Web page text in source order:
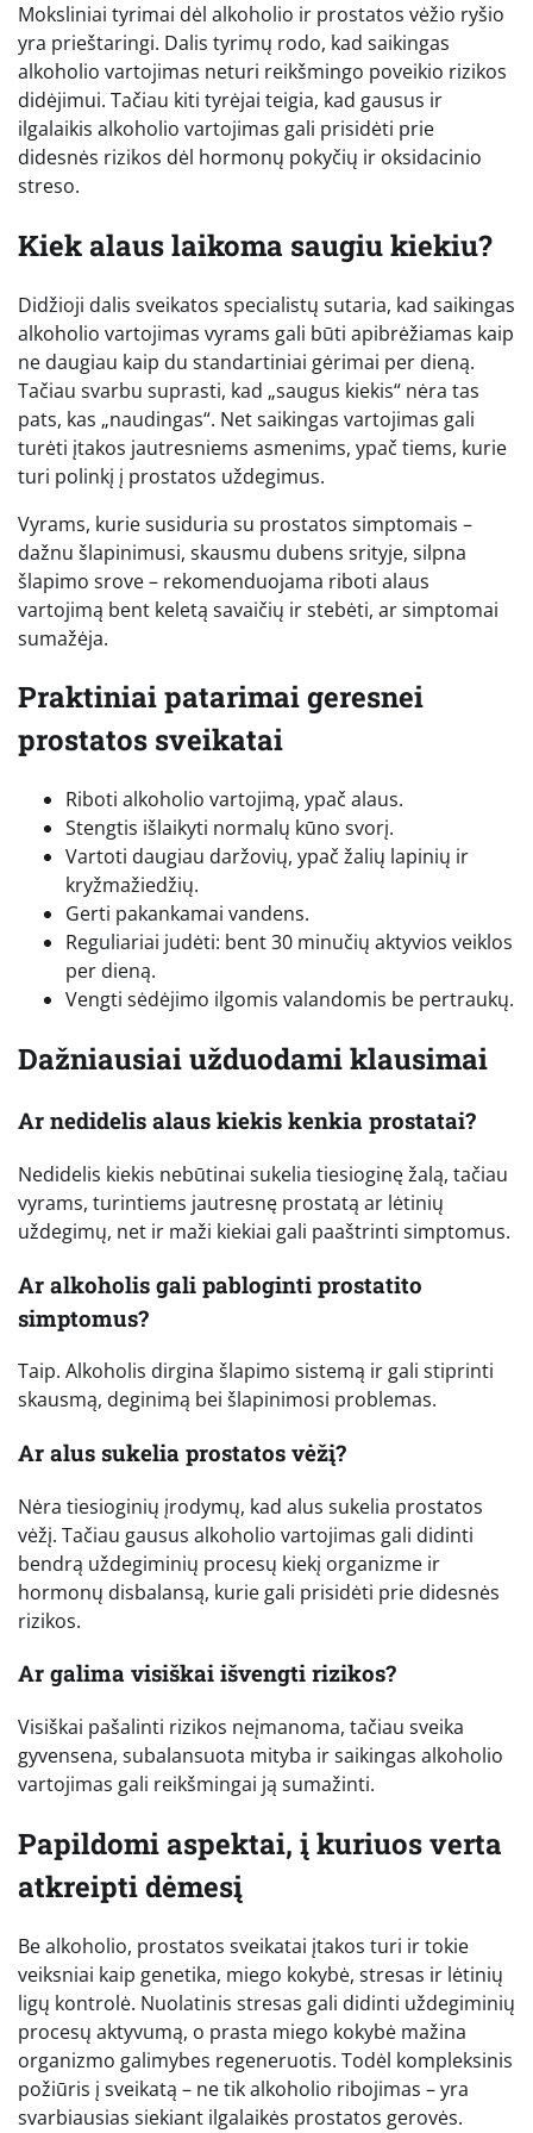
Moksliniai tyrimai dėl alkoholio ir prostatos vėžio ryšio
yra prieštaringi. Dalis tyrimų rodo, kad saikingas
alkoholio vartojimas neturi reikšmingo poveikio rizikos
didėjimui. Tačiau kiti tyrėjai teigia, kad gausus ir
ilgalaikis alkoholio vartojimas gali prisidėti prie
didesnės rizikos dėl hormonų pokyčių ir oksidacinio
streso.
Kiek alaus laikoma saugiu kiekiu?
Didžioji dalis sveikatos specialistų sutaria, kad saikingas
alkoholio vartojimas vyrams gali būti apibrėžiamas kaip
ne daugiau kaip du standartiniai gėrimai per dieną.
Tačiau svarbu suprasti, kad „saugus kiekis“ nėra tas
pats, kas „naudingas“. Net saikingas vartojimas gali
turėti įtakos jautresniems asmenims, ypač tiems, kurie
turi polinkį į prostatos uždegimus.
Vyrams, kurie susiduria su prostatos simptomais –
dažnu šlapinimusi, skausmu dubens srityje, silpna
šlapimo srove – rekomenduojama riboti alaus
vartojimą bent keletą savaičių ir stebėti, ar simptomai
sumažėja.
Praktiniai patarimai geresnei
prostatos sveikatai
Riboti alkoholio vartojimą, ypač alaus.
Stengtis išlaikyti normalų kūno svorį.
Vartoti daugiau daržovių, ypač žalių lapinių ir
kryžmažiedžių.
Gerti pakankamai vandens.
Reguliariai judėti: bent 30 minučių aktyvios veiklos
per dieną.
Vengti sėdėjimo ilgomis valandomis be pertraukų.
Dažniausiai užduodami klausimai
Ar nedidelis alaus kiekis kenkia prostatai?
Nedidelis kiekis nebūtinai sukelia tiesioginę žalą, tačiau
vyrams, turintiems jautresnę prostatą ar lėtinių
uždegimų, net ir maži kiekiai gali paaštrinti simptomus.
Ar alkoholis gali pabloginti prostatito
simptomus?
Taip. Alkoholis dirgina šlapimo sistemą ir gali stiprinti
skausmą, deginimą bei šlapinimosi problemas.
Ar alus sukelia prostatos vėžį?
Nėra tiesioginių įrodymų, kad alus sukelia prostatos
vėžį. Tačiau gausus alkoholio vartojimas gali didinti
bendrą uždegiminių procesų kiekį organizme ir
hormonų disbalansą, kurie gali prisidėti prie didesnės
rizikos.
Ar galima visiškai išvengti rizikos?
Visiškai pašalinti rizikos neįmanoma, tačiau sveika
gyvensena, subalansuota mityba ir saikingas alkoholio
vartojimas gali reikšmingai ją sumažinti.
Papildomi aspektai, į kuriuos verta
atkreipti dėmesį
Be alkoholio, prostatos sveikatai įtakos turi ir tokie
veiksniai kaip genetika, miego kokybė, stresas ir lėtinių
ligų kontrolė. Nuolatinis stresas gali didinti uždegiminių
procesų aktyvumą, o prasta miego kokybė mažina
organizmo galimybes regeneruotis. Todėl kompleksinis
požiūris į sveikatą – ne tik alkoholio ribojimas – yra
svarbiausias siekiant ilgalaikės prostatos gerovės.